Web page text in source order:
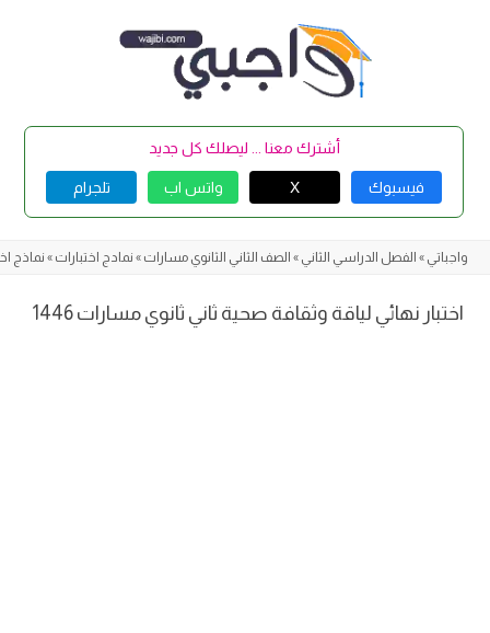
أشترك معنا ... ليصلك كل جديد
فيسبوك X واتس اب تلجرام
واجباتي » الفصل الدراسي الثاني » الصف الثاني الثانوي مسارات » نمادج اختبارات » نماذج
اختبار نهائي لياقة وثقافة صحية ثاني ثانوي مسارات 1446